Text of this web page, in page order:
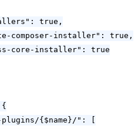
true,
composer-installer": true,
core-installer": true
{$name}/": [